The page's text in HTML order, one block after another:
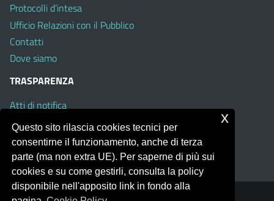
Protocolli d’intesa
Ufficio Relazioni con il Pubblico
Contatti
Dove siamo
TRASPARENZA
Atti di notifica
Albo on line
Amministrazione Trasparente
Obiettivi di Accessibilità
Questo sito rilascia cookies tecnici per
consentirne il funzionamento, anche di terza
parte (ma non extra UE). Per saperne di più sui
cookies e su come gestirli, consulta la policy
disponibile nell'apposito link in fondo alla
x